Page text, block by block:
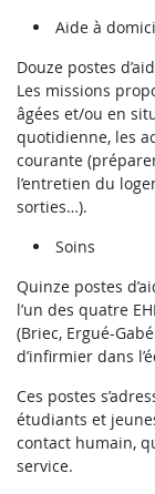
Aide à
Douze postes
Les missions
âgées et/ou en
quotidienne, les
courante
l’entretien du
sorties…).
Soins
Quinze postes
l’un des quatre
(Briec, Ergué-
d’infirmier dans
Ces postes
étudiants et
contact humain,
service.